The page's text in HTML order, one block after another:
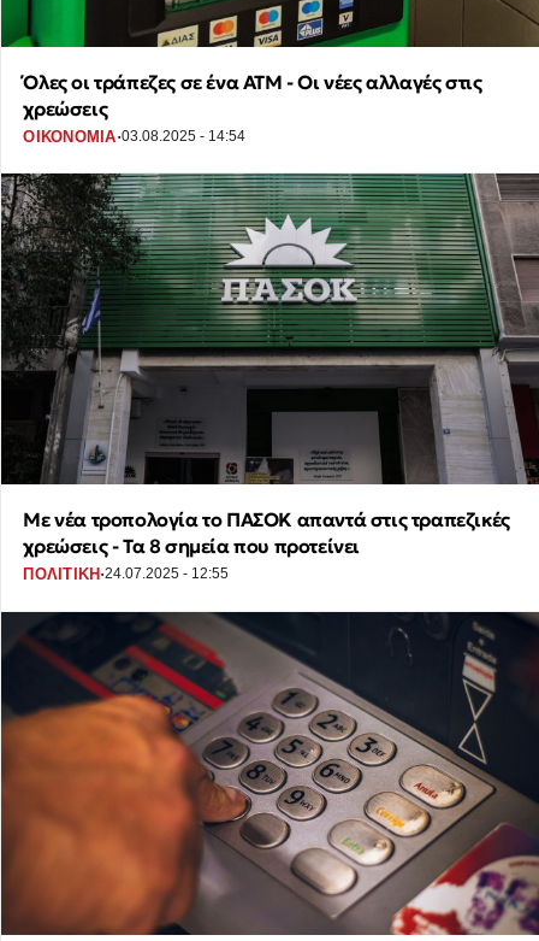
Όλες οι τράπεζες σε ένα ΑΤΜ - Οι νέες αλλαγές στις
χρεώσεις
ΟΙΚΟΝΟΜΙΑ·03.08.2025 - 14:54
Με νέα τροπολογία το ΠΑΣΟΚ απαντά στις τραπεζικές
χρεώσεις - Τα 8 σημεία που προτείνει
ΠΟΛΙΤΙΚΗ ·24.07.2025 - 12:55